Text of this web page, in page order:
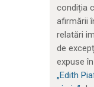
condiția
afirmării
relatări
de
expuse
„Edith